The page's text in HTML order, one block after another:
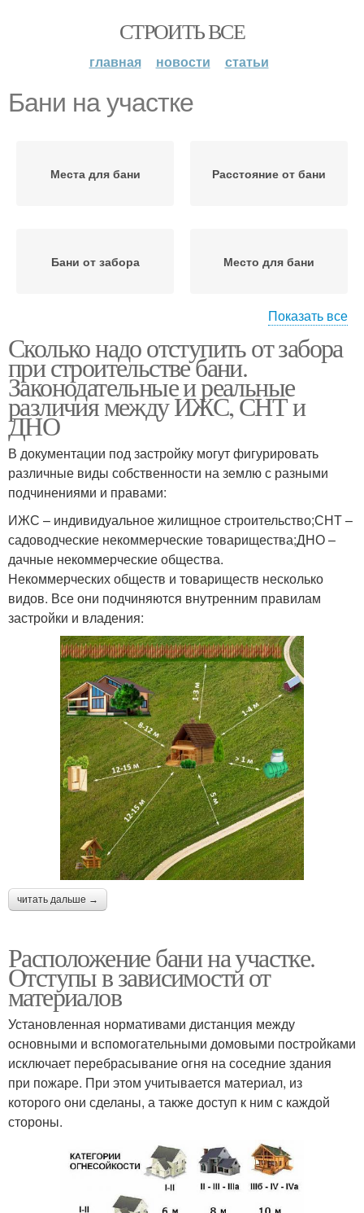
СТРОИТЬ ВСЕ
главная новости статьи
Бани на участке
Места для бани Расстояние от бани
Бани от забора Место для бани
Печь в бане Постройки на участке
Воды на соседний
участок
Бани на меже
Строения на
загородном участке
Забор до бани
Соседи на садовых
Участок за минуту
Показать все
Сколько надо отступить от забора
при строительстве бани.
Законодательные и реальные
различия между ИЖС, СНТ и
ДНО
В документации под застройку могут фигурировать
различные виды собственности на землю с разными
подчинениями и правами:
ИЖС – индивидуальное жилищное строительство;СНТ –
садоводческие некоммерческие товарищества;ДНО –
дачные некоммерческие общества.
Некоммерческих обществ и товариществ несколько
видов. Все они подчиняются внутренним правилам
застройки и владения:
читать дальше →
Расположение бани на участке.
Отступы в зависимости от
материалов
Установленная нормативами дистанция между
основными и вспомогательными домовыми постройками
исключает перебрасывание огня на соседние здания
при пожаре. При этом учитывается материал, из
которого они сделаны, а также доступ к ним с каждой
стороны.